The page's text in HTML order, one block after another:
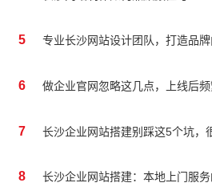
5 专业长沙网站设计团队，打造品牌
6 做企业官网忽略这几点，上线后
7 长沙企业网站搭建别踩这5个坑，
8 长沙企业网站搭建：本地上门服